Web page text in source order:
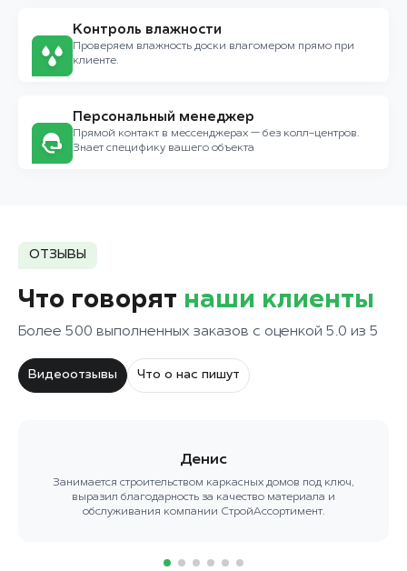
Контроль влажности
Проверяем влажность доски влагомером прямо при
клиенте.
Персональный менеджер
Прямой контакт в мессенджерах — без колл-центров.
Знает специфику вашего объекта
ОТЗЫВЫ
Что говорят наши клиенты
Более 500 выполненных заказов с оценкой 5.0 из 5
Видеоотзывы Что о нас пишут
Денис
Занимается строительством каркасных домов под ключ,
выразил благодарность за качество материала и
обслуживания компании СтройАссортимент.